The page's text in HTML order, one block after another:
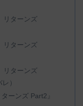
リターンズ
リターンズ
リターンズ
）
ーンズ Part2』